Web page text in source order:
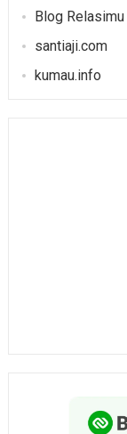
Blog Relasimu
santiaji.com
kumau.info